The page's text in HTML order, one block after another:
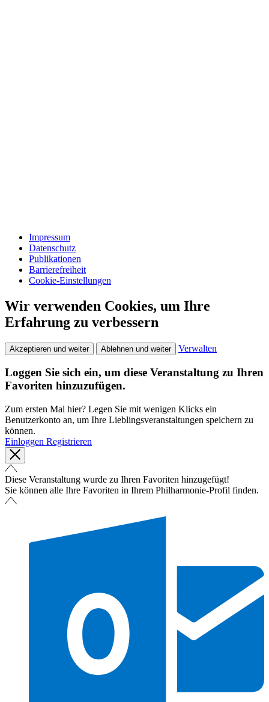
Impressum
Datenschutz
Publikationen
Barrierefreiheit
Cookie-Einstellungen
Wir verwenden Cookies, um Ihre
Erfahrung zu verbessern
Akzeptieren und weiter Ablehnen und weiter Verwalten
Loggen Sie sich ein, um diese Veranstaltung zu Ihren
Favoriten hinzuzufügen.
Zum ersten Mal hier? Legen Sie mit wenigen Klicks ein
Benutzerkonto an, um Ihre Lieblingsveranstaltungen speichern zu
können.
Einloggen Registrieren
Diese Veranstaltung wurde zu Ihren Favoriten hinzugefügt!
Sie können alle Ihre Favoriten in Ihrem Philharmonie-Profil finden.